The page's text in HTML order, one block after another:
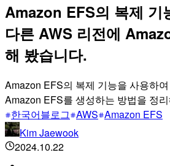
Amazon EFS의 복제 기
다른 AWS 리전에
해 봤습니다.
Amazon EFS의 복제 기능을 사용하
Amazon EFS를 생성하는 방법을 정
한국어블로그 AWS Amazon EFS
Kim Jaewook
2024.10.22